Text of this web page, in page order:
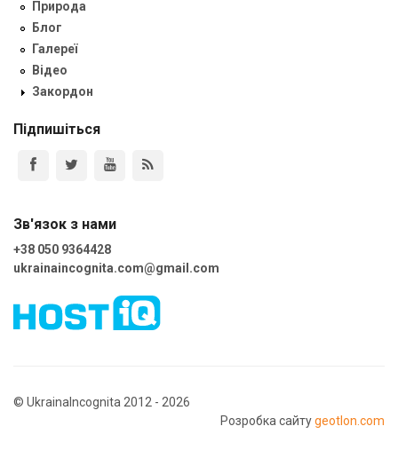
Природа
Блог
Галереї
Відео
Закордон
Підпишіться
Зв'язок з нами
+38 050 9364428
ukrainaincognita.com@gmail.com
© UkrainaIncognita 2012 - 2026
Розробка сайтуgeotlon.com